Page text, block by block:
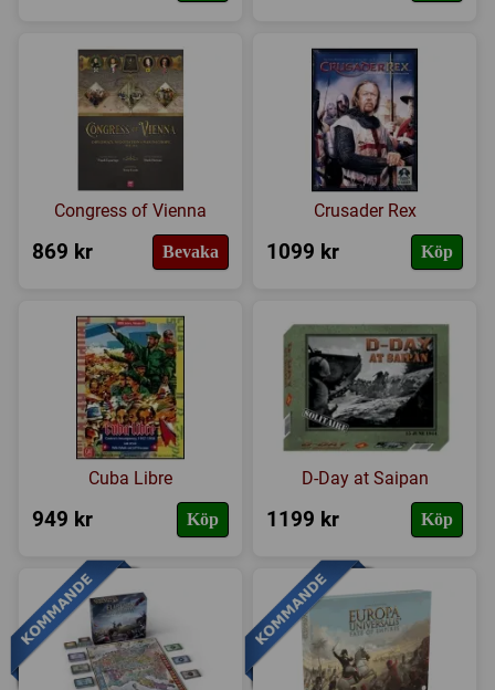
Congress of Vienna
869 kr Bevaka
Crusader Rex
1099 kr Köp
Cuba Libre
949 kr Köp
D-Day at Saipan
1199 kr Köp